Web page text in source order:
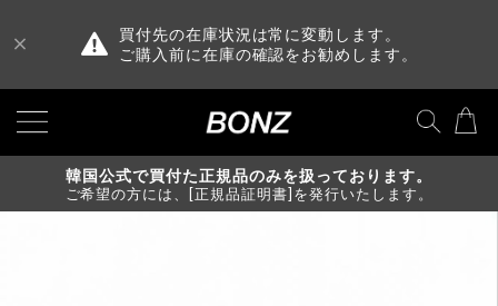
買付先の在庫状況は常に変動します。
ご購入前に在庫の確認をお勧めします。
韓国公式で買付た正規品のみを扱っております。
ご希望の方には、[正規品証明書]を発行いたします。